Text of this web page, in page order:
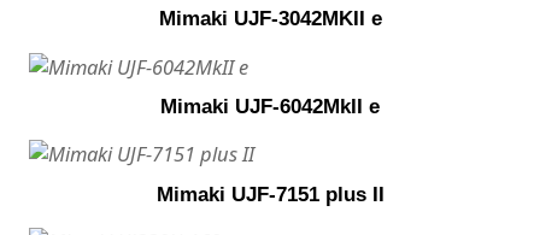
Mimaki UJF-3042MKII e
Mimaki UJF-6042MkII e
Mimaki UJF-7151 plus II